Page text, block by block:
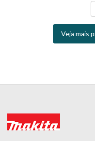
Veja mais